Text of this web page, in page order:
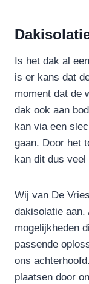
Is het dak al
is er kans dat
moment dat de
dak ook aan
kan via een
gaan. Door het
kan dit dus
Wij van De
dakisolatie aan.
mogelijkheden
passende
ons
plaatsen door